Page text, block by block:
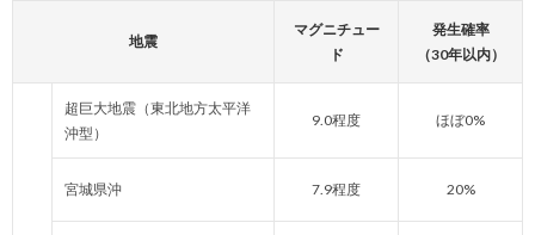
地震
マグニチュー
ド
発生確率
（30年以内）
超巨大地震（東北地方太平洋
沖型）
9.0程度 ほぼ0%
宮城県沖 7.9程度 20%